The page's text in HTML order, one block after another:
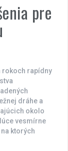
pre
rokoch rapídny
dráhe a
okolo
vesmírne
ktorých